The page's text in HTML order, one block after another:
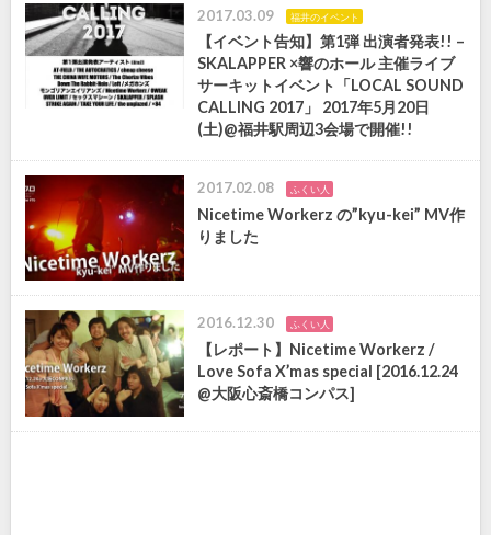
2017.03.09 福井のイベント
【イベント告知】第1弾 出演者発表!! –
SKALAPPER ×響のホール 主催ライブ
サーキットイベント「LOCAL SOUND
CALLING 2017」 2017年5月20日
(土)@福井駅周辺3会場で開催!!
2017.02.08 ふくい人
Nicetime Workerz の”kyu-kei” MV作
りました
2016.12.30 ふくい人
【レポート】Nicetime Workerz /
Love Sofa X’mas special [2016.12.24
@大阪心斎橋コンパス]